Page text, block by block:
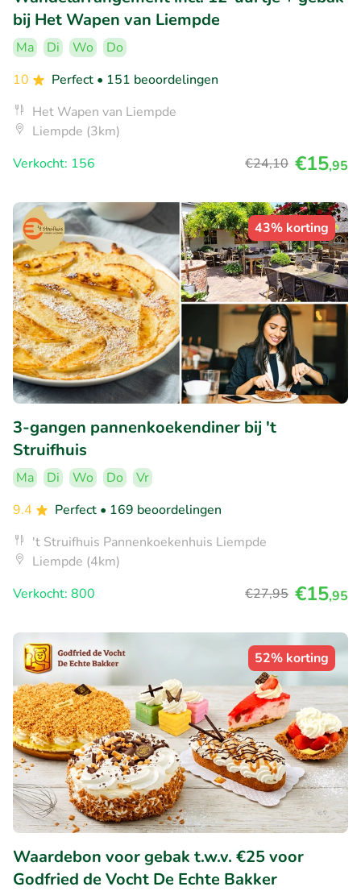
bij Het Wapen van Liempde
Ma Di Wo
Do
10
Perfect • 151 beoordelingen
Het Wapen van Liempde
Liempde (3km)
Verkocht: 156
€24,10 €15,95
43% korting
3-gangen pannenkoekendiner bij 't
Struifhuis
Ma Di Wo Do
Vr
9.4
Perfect • 169 beoordelingen
't Struifhuis Pannenkoekenhuis Liempde
Liempde (4km)
Verkocht: 800
€27,95 €15,95
52% korting
Waardebon voor gebak t.w.v. €25 voor
Godfried de Vocht De Echte Bakker